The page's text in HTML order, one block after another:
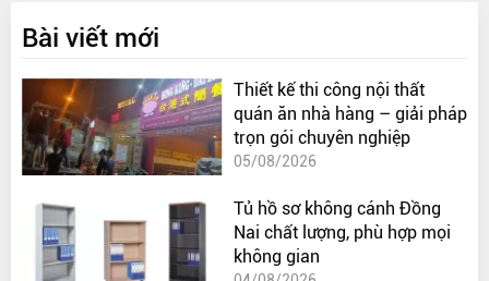
Bài viết mới
Thiết kế thi công nội thất
quán ăn nhà hàng – giải pháp
trọn gói chuyên nghiệp
05/08/2026
Tủ hồ sơ không cánh Đồng
Nai chất lượng, phù hợp mọi
không gian